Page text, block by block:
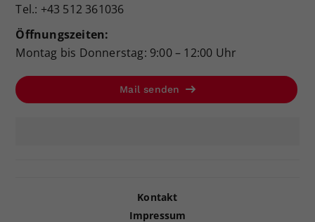
Tel.: +43 512 361036
Öffnungszeiten:
Montag bis Donnerstag: 9:00 – 12:00 Uhr
Mail senden
Kontakt
Impressum